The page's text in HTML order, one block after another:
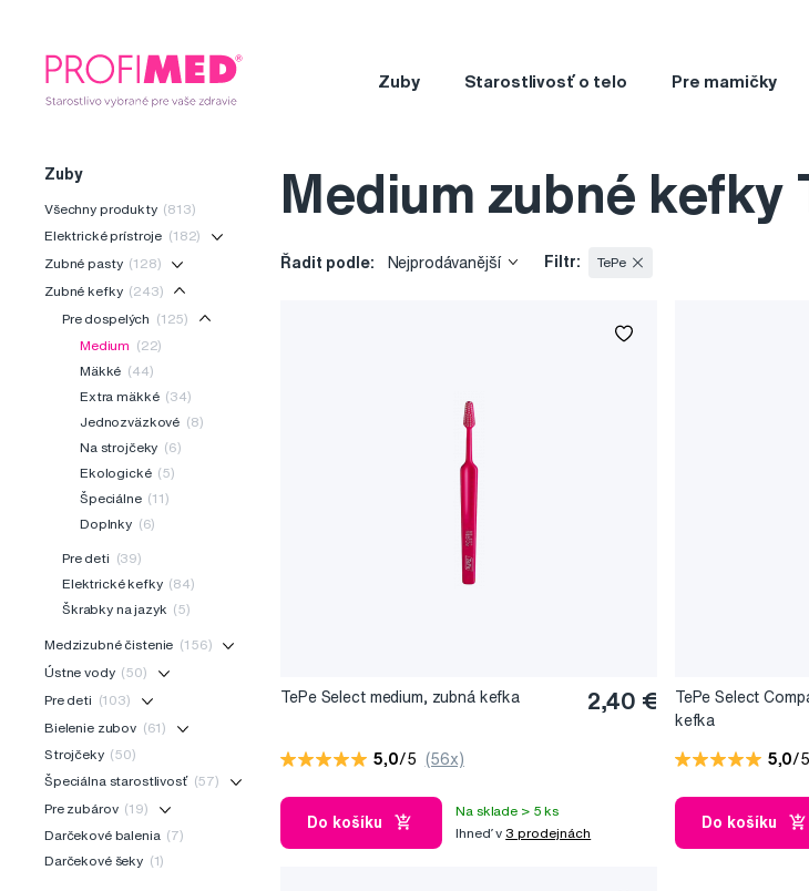
Zuby Starostlivosť o telo Pre mamičky
Zuby
Všechny produkty (813)
Elektrické prístroje (182)
Zubné pasty (128)
Zubné kefky (243)
Pre dospelých (125)
Medium (22)
Mäkké (44)
Extra mäkké (34)
Jednozväzkové (8)
Na strojčeky (6)
Ekologické (5)
Špeciálne (11)
Doplnky (6)
Pre deti
(39)
Elektrické kefky (84)
Škrabky na jazyk (5)
Medzizubné čistenie (156)
Ústne vody (50)
Pre deti
(103)
Bielenie zubov (61)
Strojčeky (50)
Špeciálna starostlivosť (57)
Pre zubárov (19)
Darčekové balenia (7)
Darčekové šeky (1)
Medium zubné kefky
Řadit podle: Nejprodávanější Filtr: TePe
TePe Select medium, zubná kefka 2,40 €
5,0/5 (56x)
Do košíku
Na sklade > 5 ks
Ihneď v 3 prodejnách
TePe Select
kefka
5,0/5
Do košíku